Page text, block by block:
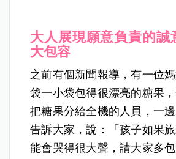
大人展現願意負責的誠
大包容
之前有個新聞報導，有一位
袋一小袋包得很漂亮的糖果
把糖果分給全機的人員，一
告訴大家，說：「孩子如果
能會哭得很大聲，請大家多